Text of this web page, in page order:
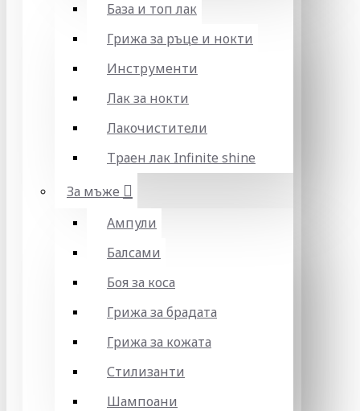
База и топ лак
Грижа за ръце и нокти
Инструменти
Лак за нокти
Лакочистители
Траен лак Infinite shine
За мъже
Ампули
Балсами
Боя за коса
Грижа за брадата
Грижа за кожата
Стилизанти
Шампоани